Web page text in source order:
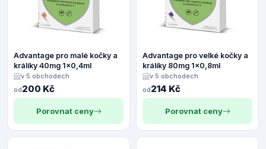
Advantage pro malé kočky a
králíky 40mg 1x0,4ml
v 5 obchodech
od200 Kč
Porovnat ceny
Advantage pro velké kočky a
králíky 80mg 1x0,8ml
v 5 obchodech
od214 Kč
Porovnat ceny